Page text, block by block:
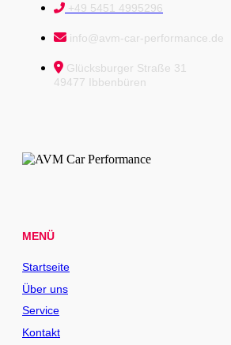
+49 5451 4995296
info@avm-car-performance.de
Glücksburger Straße 31
49477 Ibbenbüren
MENÜ
Startseite
Über uns
Service
Kontakt